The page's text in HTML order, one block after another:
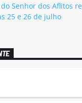
Senhor dos Aflitos
25 e 26 de julho